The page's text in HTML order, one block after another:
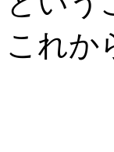
これか